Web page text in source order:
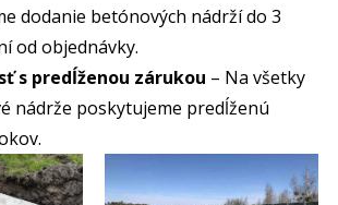
dodanie betónových nádrží do 3
od objednávky.
s predĺženou zárukou – Na všetky
nádrže poskytujeme predĺženú